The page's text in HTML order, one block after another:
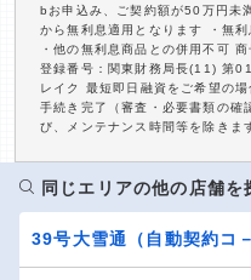
bお申込み、ご契約額が50万円未
から無利息適用となります ・無
・他の無利息商品との併用不可
登録番号：関東財務局長(11) 第
レイク 最短即日融資をご希望の
手続き完了（審査・必要書類の確
び、メンテナンス時間等を除きま
同じエリアの他の店舗を
39号大雪通（自動契約コ